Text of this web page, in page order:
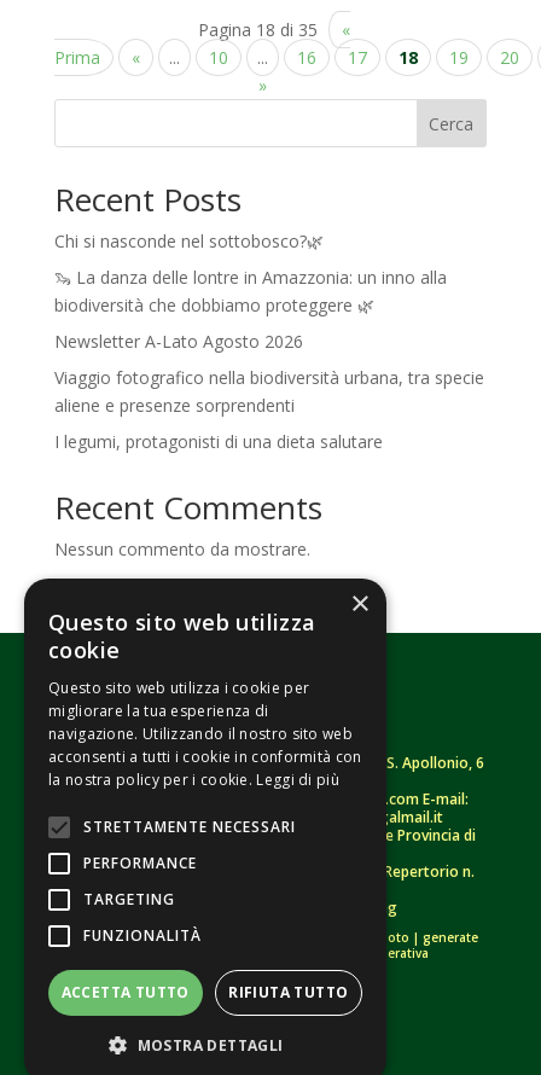
Pagina 18 di 35
«
Prima
« ... 10 ... 16 17 18 19
20
»
Cerca
Recent Posts
Chi si nasconde nel sottobosco?🌿
🦦 La danza delle lontre in Amazzonia: un inno alla
biodiversità che dobbiamo proteggere 🌿
Newsletter A-Lato Agosto 2026
Viaggio fotografico nella biodiversità urbana, tra specie
aliene e presenze sorprendenti
I legumi, protagonisti di una dieta salutare
Recent Comments
Nessun commento da mostrare.
Fondazione Senza Frontiere – ETS |Strada S. Apollonio, 6
– 46042 Castel Goffredo (MN)
– Sito: www.senzafrontiere.com E-mail:
tenuapol@gmail.com– Pec:tenuapol@legalmail.it
C. F. 90008460207 – Registro persone giuridiche Provincia di
Mantova n. 243 (sospeso)
Registro Unico Nazionale del Terzo Settore – Repertorio n.
Informativa Privacy
Whistleblowing
Crediti immagini:di proprietà esclusiva | bigstockphoto | generate
tramite modelli di Intelligenza Artificiale Generativa
×
Questo sito web utilizza
cookie
Questo sito web utilizza i cookie per
migliorare la tua esperienza di
navigazione. Utilizzando il nostro sito web
acconsenti a tutti i cookie in conformità con
la nostra policy per i cookie. Leggi di più
STRETTAMENTE NECESSARI
PERFORMANCE
TARGETING
FUNZIONALITÀ
ACCETTA TUTTO RIFIUTA TUTTO
MOSTRA DETTAGLI